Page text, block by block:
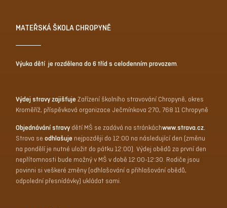
MATEŘSKÁ ŠKOLA CHROPYNĚ
Výuka dětí je rozdělena do 6 tříd s celodenním provozem.
Výdej stravy zajišťuje Zařízení školního stravování Chropyně, okres
Kroměříž, příspěvková organizace Ječmínkova 270, 768 11 Chropyně
Objednávání stravy dětí MŠ se zadává na stránkáchwww.strava.cz.
Strava seodhlašuje nejpozději do 12:00 na následující den (změnu
na pondělí je nutné uložit do pátku 12:00). Výdej obědů za první den
nepřítomnosti bude možný v MŠ v době 12:00-12:30. Rodiče jsou
povinni si veškeré změny (odhlašování a přihlašování obědů,
odpolední přesnídávky) ukládat sami.